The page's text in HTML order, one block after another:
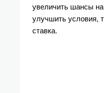
увеличить шансы
улучшить условия,
ставка.